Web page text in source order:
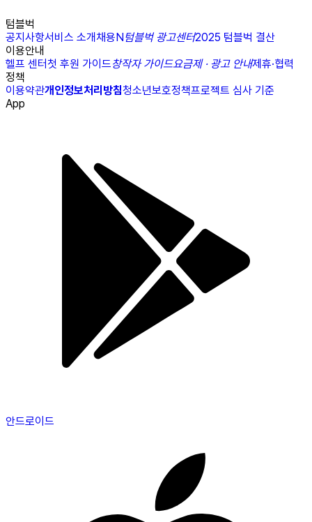
텀블벅
공지사항서비스 소개채용N텀블벅 광고센터2025 텀블벅 결산
이용안내
헬프 센터첫 후원 가이드창작자 가이드요금제 · 광고 안내제휴·협력
정책
이용약관개인정보처리방침청소년보호정책프로젝트 심사 기준
App
안드로이드